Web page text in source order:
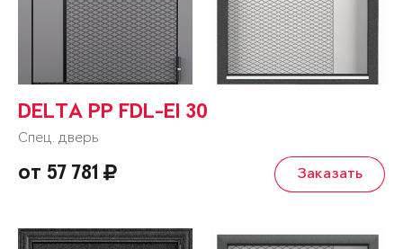
DELTA PP FDL-EI 30
Спец. дверь
от 57 781 Заказать